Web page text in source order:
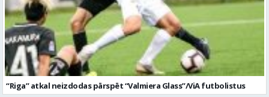
“Riga” atkal neizdodas pārspēt “Valmiera Glass”/ViA futbolistus